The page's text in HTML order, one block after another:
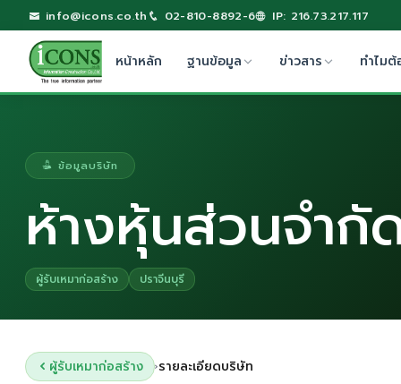
info@icons.co.th 02-810-8892-6 IP: 216.73.217.117
หน้าหลัก ฐานข้อมูล ข่าวสาร ทำไมต้
ข้อมูลบริษัท
ห้างหุ้นส่วนจำกั
ผู้รับเหมาก่อสร้าง ปราจีนบุรี
ผู้รับเหมาก่อสร้าง ›รายละเอียดบริษัท